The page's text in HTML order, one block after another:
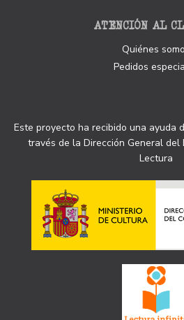
ATENCIÓN AL
Quiénes
Pedidos
Este proyecto ha recibido una ayuda
través de la Dirección General del
Lectura